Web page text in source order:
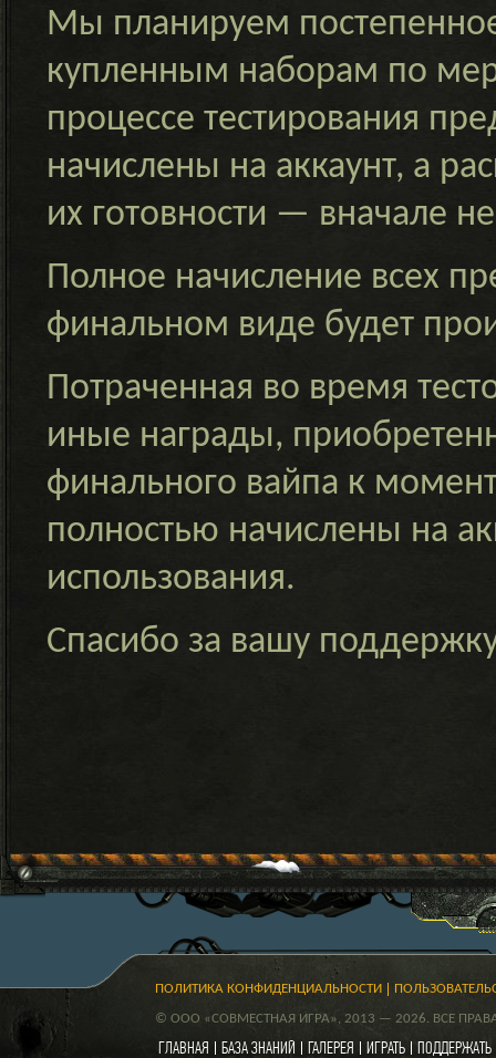
Мы планируем
купленным наборам по
процессе тестирования
начислены на аккаунт, а
их готовности — вначале
Полное начисление всех
финальном виде будет
Потраченная во время
иные награды,
финального вайпа к
полностью начислены на
использования.
Спасибо за вашу
ПОЛИТИКА КОНФИДЕНЦИАЛЬНОСТИ
© ООО «СОВМЕСТНАЯ ИГРА», 2013 — 2026. ВСЕ
ГЛАВНАЯ БАЗА ЗНАНИЙ ГАЛЕРЕЯ ИГРАТЬ ПОДДЕРЖАТЬ